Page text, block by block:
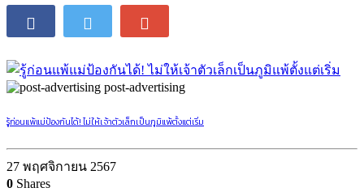
post-advertising
รู้ก่อนแพ้แม่ป้องกันได้! ไม่ให้เจ้าตัวเล็กเป็นภูมิแพ้ตั้งแต่เริ่ม
27 พฤศจิกายน 2567
0 Shares